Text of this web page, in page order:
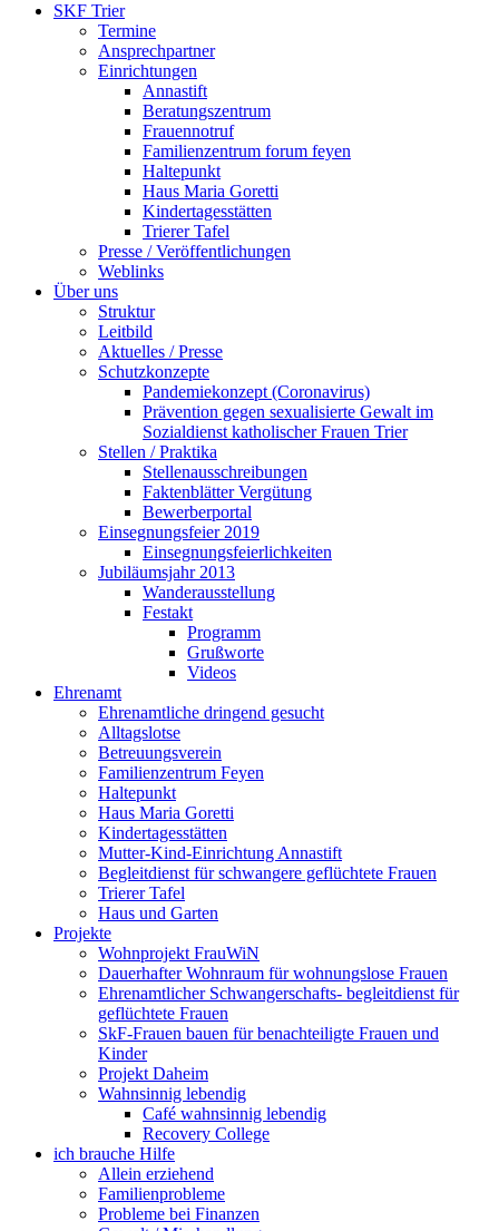
SKF Trier
Termine
Ansprechpartner
Einrichtungen
Annastift
Beratungszentrum
Frauennotruf
Familienzentrum forum feyen
Haltepunkt
Haus Maria Goretti
Kindertagesstätten
Trierer Tafel
Presse / Veröffentlichungen
Weblinks
Über uns
Struktur
Leitbild
Aktuelles / Presse
Schutzkonzepte
Pandemiekonzept (Coronavirus)
Prävention gegen sexualisierte Gewalt im
Sozialdienst katholischer Frauen Trier
Stellen / Praktika
Stellenausschreibungen
Faktenblätter Vergütung
Bewerberportal
Einsegnungsfeier 2019
Einsegnungsfeierlichkeiten
Jubiläumsjahr 2013
Wanderausstellung
Festakt
Programm
Grußworte
Videos
Ehrenamt
Ehrenamtliche dringend gesucht
Alltagslotse
Betreuungsverein
Familienzentrum Feyen
Haltepunkt
Haus Maria Goretti
Kindertagesstätten
Mutter-Kind-Einrichtung Annastift
Begleitdienst für schwangere geflüchtete Frauen
Trierer Tafel
Haus und Garten
Projekte
Wohnprojekt FrauWiN
Dauerhafter Wohnraum für wohnungslose Frauen
Ehrenamtlicher Schwangerschafts- begleitdienst für
geflüchtete Frauen
SkF-Frauen bauen für benachteiligte Frauen und
Kinder
Projekt Daheim
Wahnsinnig lebendig
Café wahnsinnig lebendig
Recovery College
ich brauche Hilfe
Allein erziehend
Familienprobleme
Probleme bei Finanzen